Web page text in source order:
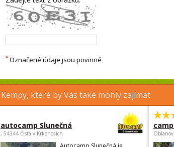
* Označené údaje jsou povinné
Kempy, které by Vás také mohly zajímat
autocamp Slunečná
, 54344 Čistá v Krkonoších